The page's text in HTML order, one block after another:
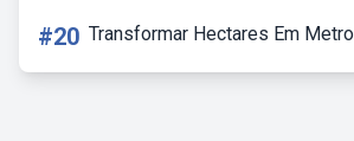
#20 Transformar Hectares Em